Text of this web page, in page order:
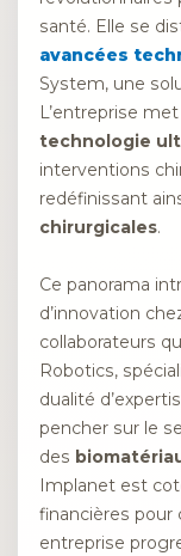
santé. Elle se
avancées
System, une
L’entreprise
technologie
interventions
redéfinissant
chirurgicales.
Ce panorama
d’innovation
collaborateurs
Robotics,
dualité
pencher sur le
des
Implanet est
financières
entreprise